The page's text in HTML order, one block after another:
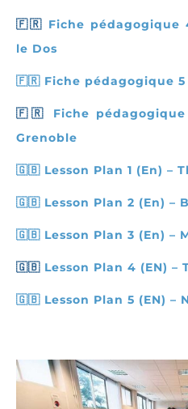
🇫🇷 Fiche pédagogique
le Dos
🇫🇷 Fiche pédagogique 5
🇫🇷 Fiche
Grenoble
🇬🇧 Lesson Plan 1 (En) –
🇬🇧 Lesson Plan 2 (En) –
🇬🇧 Lesson Plan 3 (En) –
🇬🇧 Lesson Plan 4 (EN) –
🇬🇧 Lesson Plan 5 (EN) –